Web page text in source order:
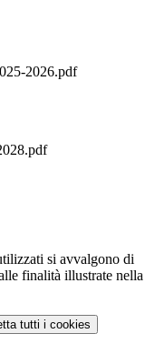
2026.pdf
si avvalgono di
finalità illustrate nella
tutti i cookies